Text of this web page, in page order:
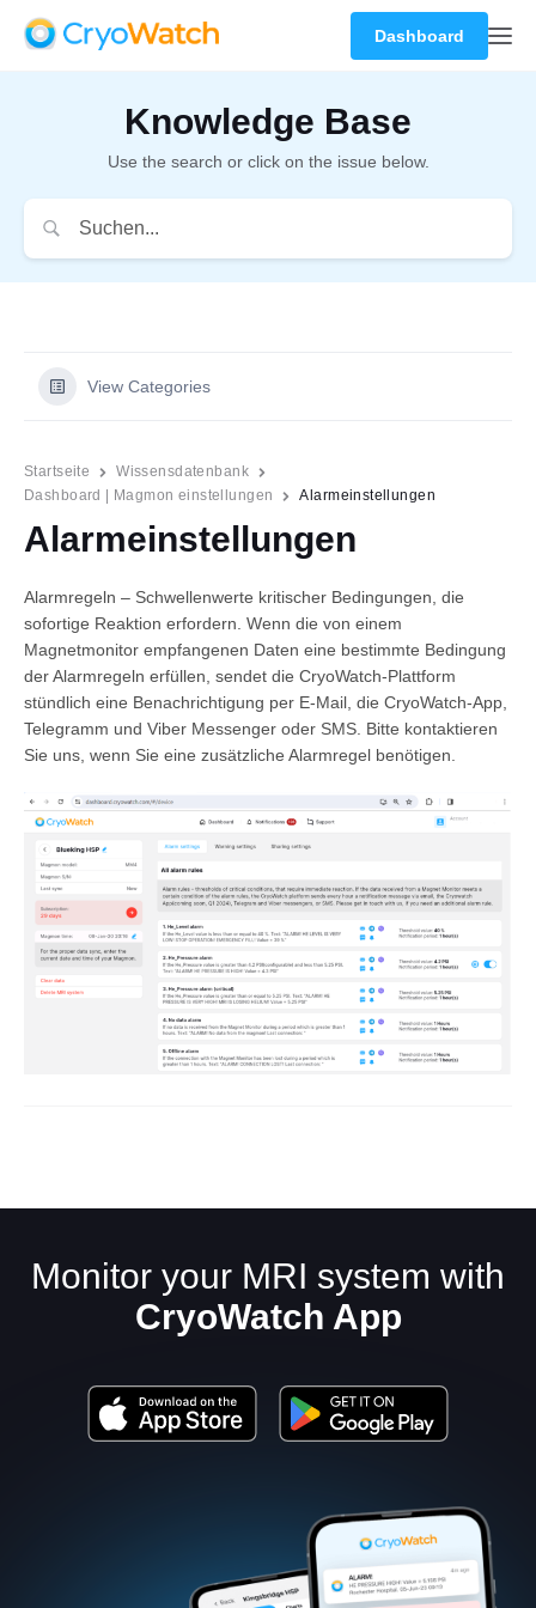
Dashboard
Knowledge Base
Use the search or click on the issue below.
View Categories
Startseite
Wissensdatenbank
Dashboard | Magmon einstellungen
Alarmeinstellungen
Alarmeinstellungen
Alarmregeln – Schwellenwerte kritischer Bedingungen, die
sofortige Reaktion erfordern. Wenn die von einem
Magnetmonitor empfangenen Daten eine bestimmte Bedingung
der Alarmregeln erfüllen, sendet die CryoWatch-Plattform
stündlich eine Benachrichtigung per E-Mail, die CryoWatch-App,
Telegramm und Viber Messenger oder SMS. Bitte kontaktieren
Sie uns, wenn Sie eine zusätzliche Alarmregel benötigen.
Monitor your MRI system with
CryoWatch App